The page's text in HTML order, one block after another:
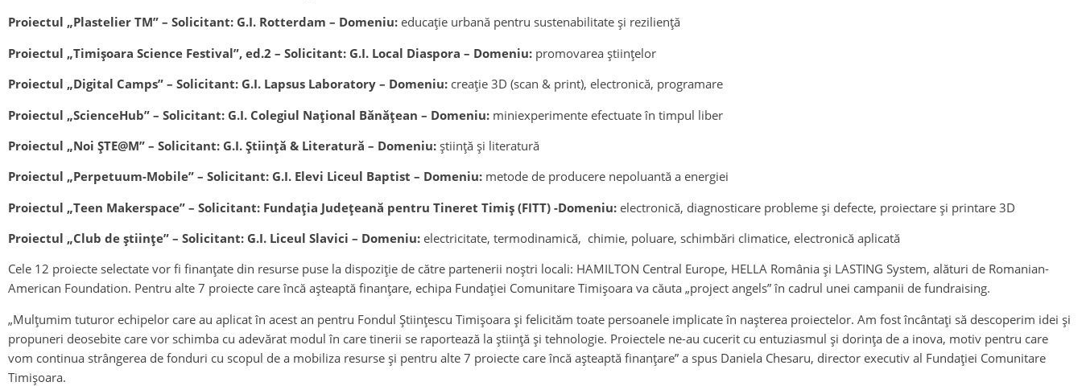
Proiectul „Plastelier TM” – Solicitant: G.I. Rotterdam – Domeniu: educație urbană pentru sustenabilitate și reziliență
Proiectul „Timișoara Science Festival”, ed.2 – Solicitant: G.I. Local Diaspora – Domeniu: promovarea științelor
Proiectul „Digital Camps” – Solicitant: G.I. Lapsus Laboratory – Domeniu: creație 3D (scan & print), electronică, programare
Proiectul „ScienceHub” – Solicitant: G.I. Colegiul Național Bănățean – Domeniu: miniexperimente efectuate în timpul liber
Proiectul „Noi ȘTE@M” – Solicitant: G.I. Știință & Literatură – Domeniu: știință și literatură
Proiectul „Perpetuum-Mobile” – Solicitant: G.I. Elevi Liceul Baptist – Domeniu: metode de producere nepoluantă a energiei
Proiectul „Teen Makerspace” – Solicitant: Fundația Județeană pentru Tineret Timiș (FITT) -Domeniu: electronică, diagnosticare probleme și defecte, proiectare și printare 3D
Proiectul „Club de științe” – Solicitant: G.I. Liceul Slavici – Domeniu: electricitate, termodinamică, chimie, poluare, schimbări climatice, electronică aplicată
Cele 12 proiecte selectate vor fi finanțate din resurse puse la dispoziție de către partenerii noștri locali: HAMILTON Central Europe, HELLA România și LASTING System, alături de Romanian-
American Foundation. Pentru alte 7 proiecte care încă așteaptă finanțare, echipa Fundației Comunitare Timișoara va căuta „project angels” în cadrul unei campanii de fundraising.
„Mulțumim tuturor echipelor care au aplicat în acest an pentru Fondul Științescu Timișoara și felicităm toate persoanele implicate în nașterea proiectelor. Am fost încântați să descoperim idei și
propuneri deosebite care vor schimba cu adevărat modul în care tinerii se raportează la știință și tehnologie. Proiectele ne-au cucerit cu entuziasmul și dorința de a inova, motiv pentru care
vom continua strângerea de fonduri cu scopul de a mobiliza resurse și pentru alte 7 proiecte care încă așteaptă finanțare” a spus Daniela Chesaru, director executiv al Fundației Comunitare
Timișoara.